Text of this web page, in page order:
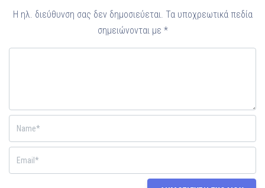
Η ηλ. διεύθυνση σας δεν δημοσιεύεται. Τα υποχρεωτικά πεδία
σημειώνονται με *